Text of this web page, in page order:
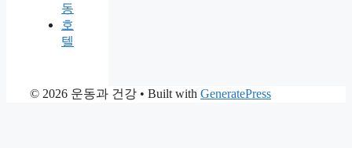
동
호
텔
© 2026 운동과 건강 • Built with GeneratePress